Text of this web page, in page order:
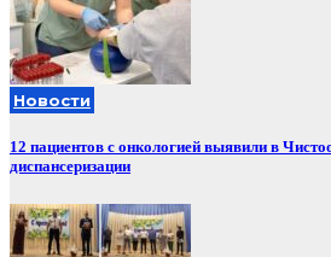
Новости
12 пациентов с онкологией выявили в
диспансеризации